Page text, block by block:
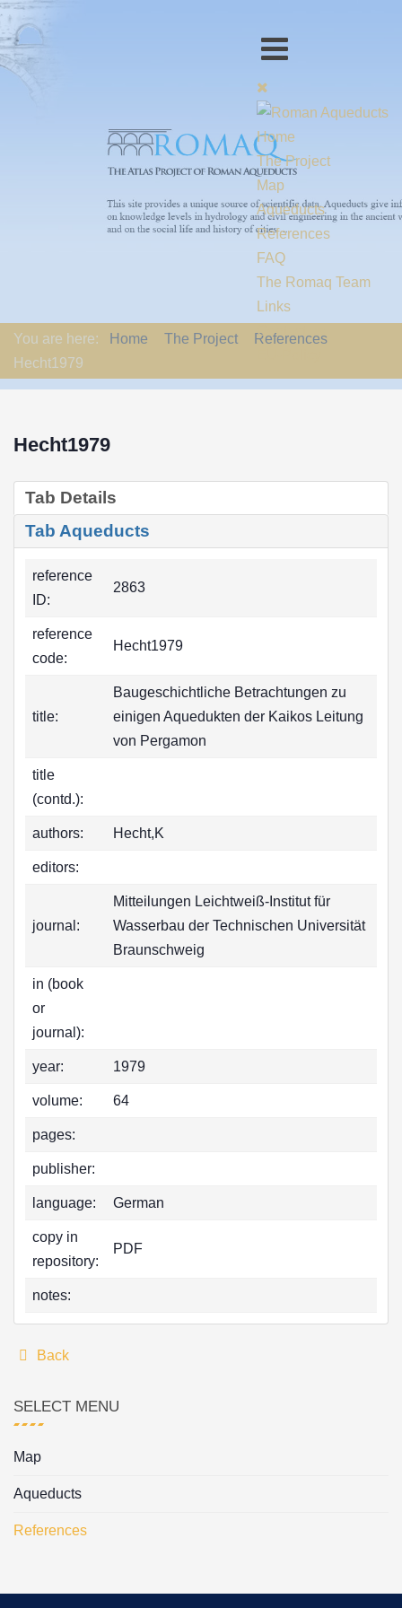
Home
The Project
Map
Aqueducts
References
FAQ
The Romaq Team
Links
Contact us
You are here: Home The Project
References
Hecht1979
Hecht1979
Tab Details
Tab Aqueducts
reference
ID:
2863
reference
code:
Hecht1979
title:
Baugeschichtliche Betrachtungen zu
einigen Aquedukten der Kaikos Leitung
von Pergamon
title
(contd.):
authors: Hecht,K
editors:
journal:
Mitteilungen Leichtweiß-Institut für
Wasserbau der Technischen Universität
Braunschweig
in (book
or
journal):
year: 1979
volume: 64
pages:
publisher:
language: German
copy in
repository:
PDF
notes:
Back
SELECT MENU
Map
Aqueducts
References